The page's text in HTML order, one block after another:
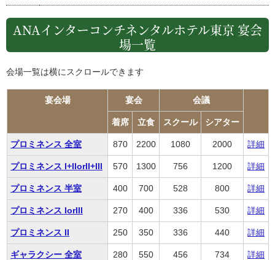
ANAインターコンチネンタルホテル東京 宴会
場一覧
会場一覧は横にスクロールできます
宴会場 宴会 会議
着席 立食 スクール シアター
プロミネンス 全室 870 2200 1080 2000 詳細
プロミネンス I+IIorII+III 570 1300 756 1200 詳細
プロミネンス 半室 400 700 528 800 詳細
プロミネンス IorIII 270 400 336 530 詳細
プロミネンス II 250 350 336 440 詳細
ギャラクシー 全室 280 550 456 734 詳細